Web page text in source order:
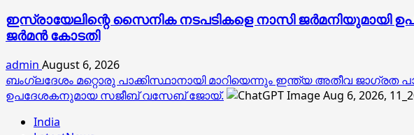
ഇസ്രായേലിന്റെ സൈനിക നടപടികളെ നാസി ജര്‍മനിയുമായി
ജര്‍മന്‍ കോടതി
admin August 6, 2026
ബംഗ്ലദേശം മറ്റൊരു പാക്കിസ്ഥാനായി മാറിയെന്നും ഇന്ത്യ അതീവ
ഉപദേശകനുമായ സജീബ് വസേബ് ജോയ്.
India